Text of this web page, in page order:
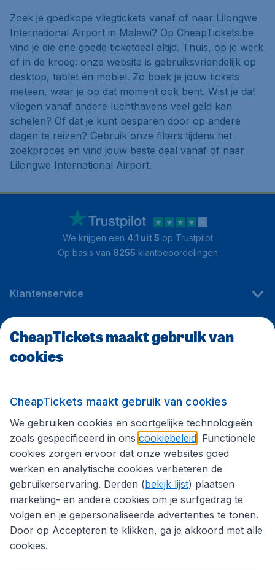
Zoek je goedkope vliegtickets vanaf of naar Lilongwe
International Airport in Malawi? Op CheapTickets.be
vind je die ene goede ticketdeal altijd. Thuis, op je werk
of in de kroeg: onze website is gebruiksvriendelijk op
desktop, tablet én mobiel. Zo boek je jouw tickets
meteen, waar je op dat moment ook bent. Wist je dat
vliegen vanaf andere luchthavens veel geld kan
schelen? Of dat je kunt besparen door op andere
dagen te reizen? Gebruik onze filters tijdens het
zoekproces en vind jouw beste deal vanaf of naar
Lilongwe International Airport.
We krijgen een 4.1 uit 5 op Trustpilot
Op basis van 8255 klantbeoordelingen
Klantenservice
CheapTickets.be
Volg CheapTickets.be
CheapTickets maakt gebruik van
cookies
CheapTickets maakt gebruik van cookies
We gebruiken cookies en soortgelijke technologieën
zoals gespecificeerd in ons cookiebeleid . Functionele
cookies zorgen ervoor dat onze websites goed
werken en analytische cookies verbeteren de
gebruikerservaring. Derden (bekijk lijst) plaatsen
marketing- en andere cookies om je surfgedrag te
volgen en je gepersonaliseerde advertenties te tonen.
Door op Accepteren te klikken, ga je akkoord met alle
cookies.